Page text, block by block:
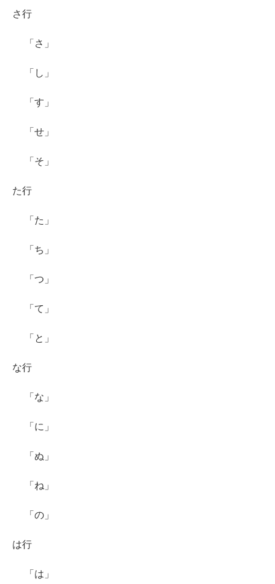
さ行
「さ」
「し」
「す」
「せ」
「そ」
た行
「た」
「ち」
「つ」
「て」
「と」
な行
「な」
「に」
「ぬ」
「ね」
「の」
は行
「は」